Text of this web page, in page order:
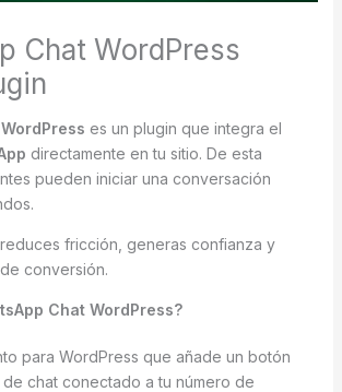
Chat WordPress
es un plugin que integra el
directamente en tu sitio. De esta
pueden iniciar una conversación
fricción, generas confianza y
conversión.
Chat WordPress?
para WordPress que añade un botón
chat conectado a tu número de